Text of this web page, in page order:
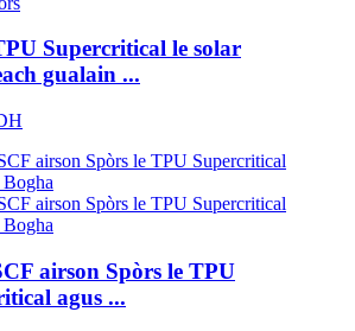
Supercritical le solar
gualain ...
airson Spòrs le TPU
agus ...